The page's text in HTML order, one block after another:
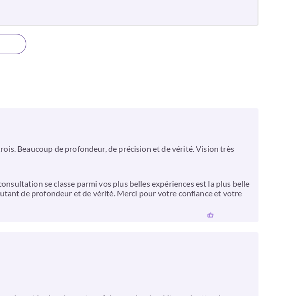
Beaucoup de profondeur, de précision et de vérité. Vision très
se classe parmi vos plus belles expériences est la plus belle
de profondeur et de vérité. Merci pour votre confiance et votre